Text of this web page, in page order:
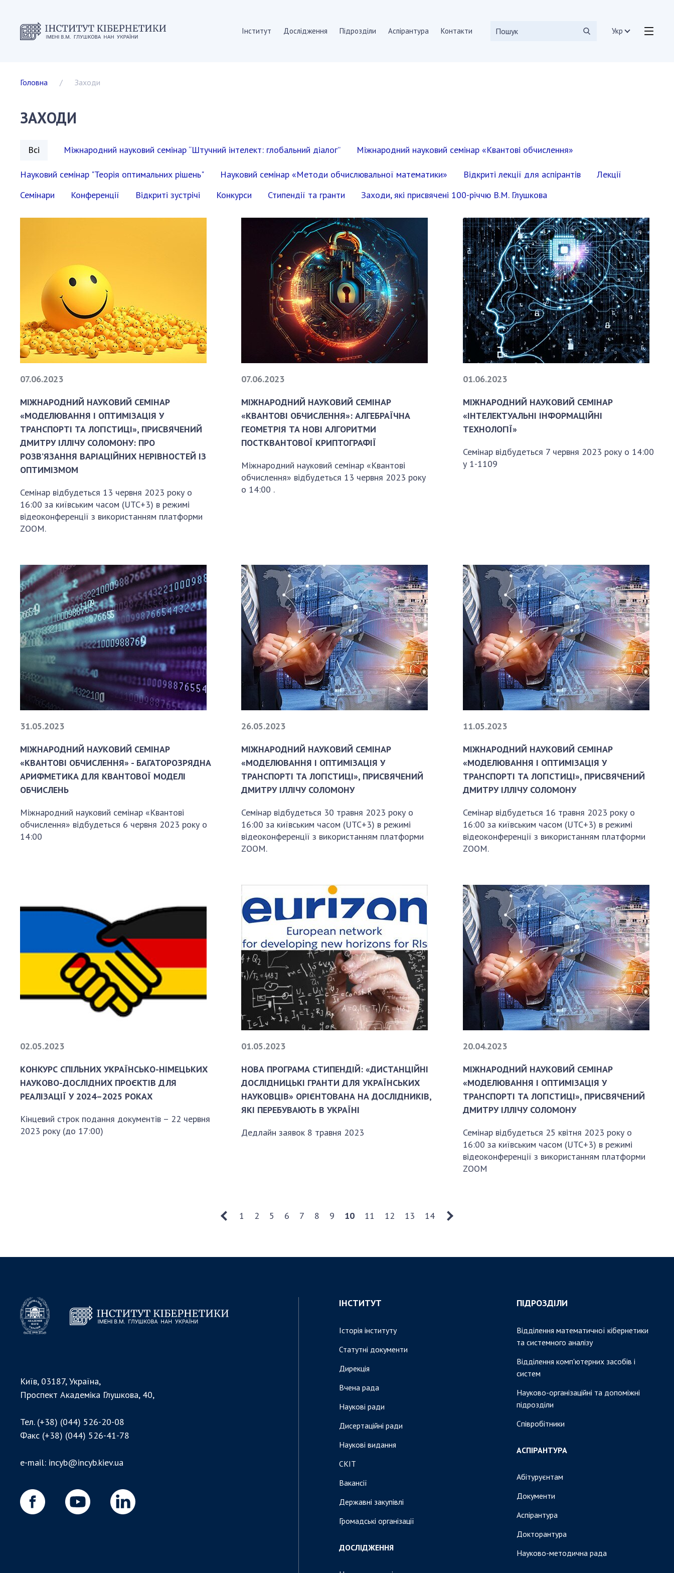
Інститут Дослідження Підрозділи Аспірантура Контакти Укр
Наукові ради
Дисертаційні ради
Наукові видання
Вакансії
Державні закупівлі
Напрямки дослідження
Найважливіші результати
АСПІРАНТУРА
Абітуруєнтам
Аспірантура
Докторантура
Науково-методична рада
КОНТАКТИ
ЗАХОДИ
НОВИНИ
100-РІЧЧЯ ВІД ДНЯ НАРОДЖЕННЯ В.М. ГЛУШКОВА
Головна Заходи
ЗАХОДИ
Всі Міжнародний науковий семінар “Штучний інтелект: глобальний діалог” Міжнародний науковий семінар «Квантові обчислення»
Науковий семінар "Теорія оптимальних рішень" Науковий семінар «Методи обчислювальної математики» Відкриті лекції для аспірантів
Лекції
Семінари
Конференції Відкриті зустрічі Конкурси Стипендії та гранти Заходи, які присвячені 100-річчю В.М. Глушкова
07.06.2023
МІЖНАРОДНИЙ НАУКОВИЙ СЕМІНАР
«МОДЕЛЮВАННЯ І ОПТИМІЗАЦІЯ У
ТРАНСПОРТІ ТА ЛОГІСТИЦІ», ПРИСВЯЧЕНИЙ
ДМИТРУ ІЛЛІЧУ СОЛОМОНУ: ПРО
РОЗВ’ЯЗАННЯ ВАРІАЦІЙНИХ НЕРІВНОСТЕЙ ІЗ
ОПТИМІЗМОМ
Семінар відбудеться 13 червня 2023 року о
16:00 за київським часом (UTC+3) в режимі
відеоконференції з використанням платформи
ZOOM.
07.06.2023
МІЖНАРОДНИЙ НАУКОВИЙ СЕМІНАР
«КВАНТОВІ ОБЧИСЛЕННЯ»: АЛГЕБРАЇЧНА
ГЕОМЕТРІЯ ТА НОВІ АЛГОРИТМИ
ПОСТКВАНТОВОЇ КРИПТОГРАФІЇ
Міжнародний науковий семінар «Квантові
обчислення» відбудеться 13 червня 2023 року
о 14:00 .
01.06.2023
МІЖНАРОДНИЙ НАУКОВИЙ СЕМІНАР
«ІНТЕЛЕКТУАЛЬНІ ІНФОРМАЦІЙНІ
ТЕХНОЛОГІЇ»
Семінар відбудеться 7 червня 2023 року о 14:00
у 1-1109
31.05.2023
МІЖНАРОДНИЙ НАУКОВИЙ СЕМІНАР
«КВАНТОВІ ОБЧИСЛЕННЯ» - БАГАТОРОЗРЯДНА
АРИФМЕТИКА ДЛЯ КВАНТОВОЇ МОДЕЛІ
ОБЧИСЛЕНЬ
Міжнародний науковий семінар «Квантові
обчислення» відбудеться 6 червня 2023 року о
14:00
26.05.2023
МІЖНАРОДНИЙ НАУКОВИЙ СЕМІНАР
«МОДЕЛЮВАННЯ І ОПТИМІЗАЦІЯ У
ТРАНСПОРТІ ТА ЛОГІСТИЦІ», ПРИСВЯЧЕНИЙ
ДМИТРУ ІЛЛІЧУ СОЛОМОНУ
Семінар відбудеться 30 травня 2023 року о
16:00 за київським часом (UTC+3) в режимі
відеоконференції з використанням платформи
ZOOM.
11.05.2023
МІЖНАРОДНИЙ НАУКОВИЙ СЕМІНАР
«МОДЕЛЮВАННЯ І ОПТИМІЗАЦІЯ У
ТРАНСПОРТІ ТА ЛОГІСТИЦІ», ПРИСВЯЧЕНИЙ
ДМИТРУ ІЛЛІЧУ СОЛОМОНУ
Семінар відбудеться 16 травня 2023 року о
16:00 за київським часом (UTC+3) в режимі
відеоконференції з використанням платформи
ZOOM.
02.05.2023
КОНКУРС СПІЛЬНИХ УКРАЇНСЬКО-НІМЕЦЬКИХ
НАУКОВО-ДОСЛІДНИХ ПРОЄКТІВ ДЛЯ
РЕАЛІЗАЦІЇ У 2024–2025 РОКАХ
Кінцевий строк подання документів – 22 червня
2023 року (до 17:00)
01.05.2023
НОВА ПРОГРАМА СТИПЕНДІЙ: «ДИСТАНЦІЙНІ
ДОСЛІДНИЦЬКІ ГРАНТИ ДЛЯ УКРАЇНСЬКИХ
НАУКОВЦІВ» ОРІЄНТОВАНА НА ДОСЛІДНИКІВ,
ЯКІ ПЕРЕБУВАЮТЬ В УКРАЇНІ
Дедлайн заявок 8 травня 2023
20.04.2023
МІЖНАРОДНИЙ НАУКОВИЙ СЕМІНАР
«МОДЕЛЮВАННЯ І ОПТИМІЗАЦІЯ У
ТРАНСПОРТІ ТА ЛОГІСТИЦІ», ПРИСВЯЧЕНИЙ
ДМИТРУ ІЛЛІЧУ СОЛОМОНУ
Семінар відбудеться 25 квітня 2023 року о
16:00 за київським часом (UTC+3) в режимі
відеоконференції з використанням платформи
ZOOM
1 2 5 6 7 8 9 10 11 12 13 14
Київ, 03187, Україна,
Проспект Академіка Глушкова, 40,
Тел. (+38) (044) 526-20-08
Факс (+38) (044) 526-41-78
e-mail: incyb@incyb.kiev.ua
ІНСТИТУТ
Історія інституту
Статутні документи
Дирекція
Вчена рада
Наукові ради
Дисертаційні ради
Наукові видання
СКІТ
Вакансії
Державні закупівлі
Громадські організації
ДОСЛІДЖЕННЯ
ПІДРОЗДІЛИ
Відділення математичної кібернетики
та системного аналізу
Відділення комп'ютерних засобів і
систем
Науково-організаційні та допоміжні
підрозділи
Співробітники
АСПІРАНТУРА
Абітуруєнтам
Документи
Аспірантура
Докторантура
Науково-методична рада